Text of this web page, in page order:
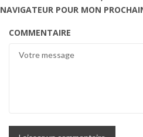
NAVIGATEUR POUR MON
COMMENTAIRE